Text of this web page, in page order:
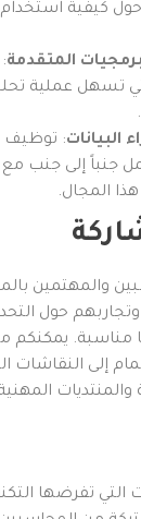
كيفية استخدام
المتقدمة
تسهل عملية
البيانات: توظيف
جنباً إلى جنب
المجال.
والمهتمين
حول
مناسبة. يمكنكم
إلى النقاشات
والمنتديات
التي تفرضها